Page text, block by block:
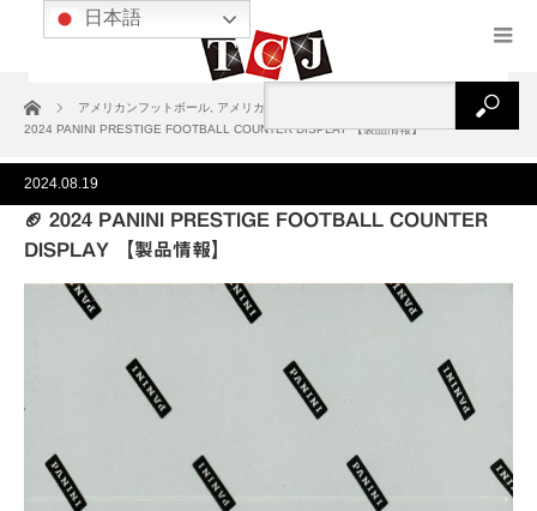
ホーム アメリカンフットボール アメリカンフットボール2024
🏈
2024 PANINI PRESTIGE FOOTBALL COUNTER DISPLAY 【製品情報】
2024.08.19
🏈 2024 PANINI PRESTIGE FOOTBALL COUNTER
DISPLAY 【製品情報】
日本語